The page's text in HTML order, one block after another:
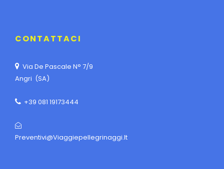
CONTATTACI
Via De Pascale N° 7/9
Angri (SA)
+39 081 19173444
Preventivi@viaggiepellegrinaggi.it